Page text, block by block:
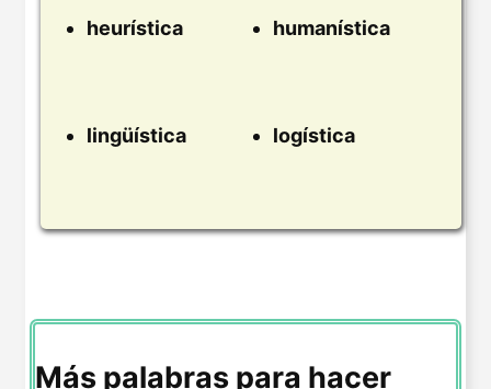
heurística humanística
lingüística logística
Más palabras para hacer